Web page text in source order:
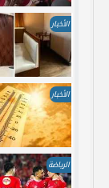
الأخبار
الأخبار
الرياضة